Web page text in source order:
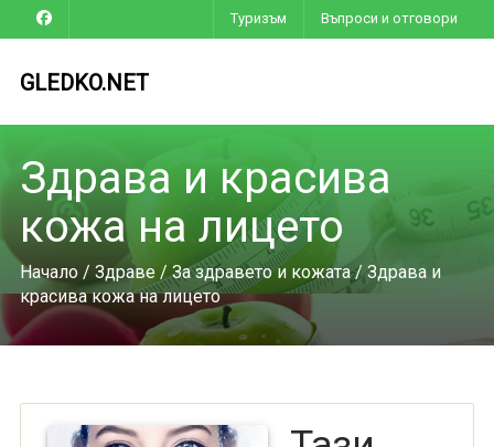
Туризъм Въпроси и отговори
GLEDKO.NET
Здрава и красива
кожа на лицето
Начало/ Здраве/За здравето и кожата/ Здрава и
красива кожа на лицето